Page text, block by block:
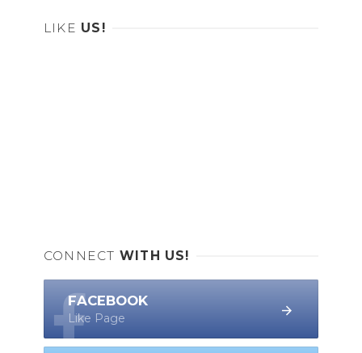
LIKE US!
CONNECT WITH US!
FACEBOOK
Like Page